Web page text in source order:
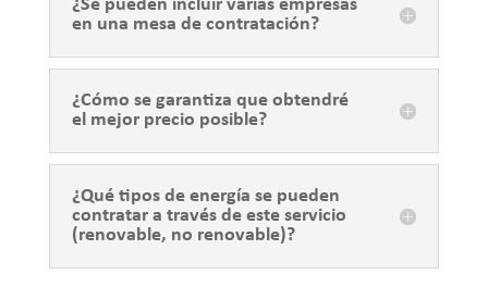
¿Se pueden incluir varias empresas
en una mesa de contratación?
¿Cómo se garantiza que obtendré
el mejor precio posible?
¿Qué tipos de energía se pueden
contratar a través de este servicio
(renovable, no renovable)?